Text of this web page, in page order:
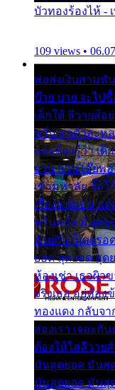
บัวทองร้องไห้ -
109 views •
พ่อส่งเงินสามพั
บ๊าย บาย จะไปซื้
เด็กใต้ ลีวายส์อ
หวั่น ตกตัวละห
และต้องรู้ว่า เด็
ยวน กวนโอ๊ยพอ
เข้ามหาลัย จิ๊ก
เรื่องแน่นอน แ
พรั่นพรือ มันตอบ
ด้วยกัน ก็เลยร
ยอด สุดยอด สุด
ห้องเช่า เธอผิว
จริงเธอ อยู่ห้อง
ทองแดง กลับจ
สองเรา เจอะกั
ต้องให้ใส่ลีวาย
มันสุดยอด มันสุ
มันสุดยอด มันสุ